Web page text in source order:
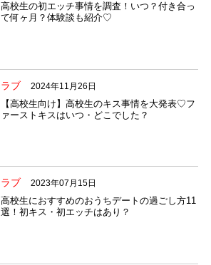
高校生の初エッチ事情を調査！いつ？付き合っ
て何ヶ月？体験談も紹介♡
ラブ 2024年11月26日
【高校生向け】高校生のキス事情を大発表♡フ
ァーストキスはいつ・どこでした？
ラブ 2023年07月15日
高校生におすすめのおうちデートの過ごし方11
選！初キス・初エッチはあり？